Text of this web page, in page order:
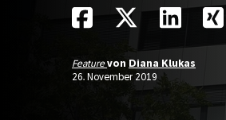
Featurevon Diana Klukas
26. November 2019